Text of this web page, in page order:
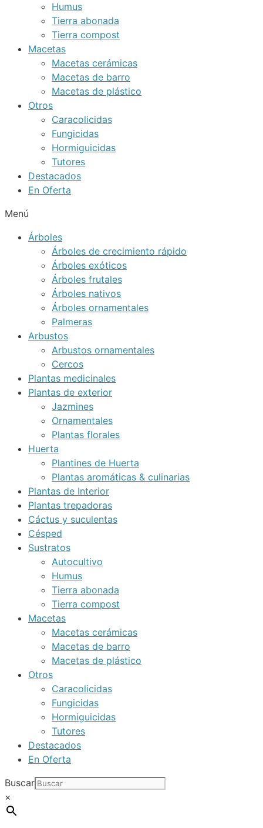
Humus
Tierra abonada
Tierra compost
Macetas
Macetas cerámicas
Macetas de barro
Macetas de plástico
Otros
Caracolicidas
Fungicidas
Hormiguicidas
Tutores
Destacados
En Oferta
Menú
Árboles
Árboles de crecimiento rápido
Árboles exóticos
Árboles frutales
Árboles nativos
Árboles ornamentales
Palmeras
Arbustos
Arbustos ornamentales
Cercos
Plantas medicinales
Plantas de exterior
Jazmines
Ornamentales
Plantas florales
Huerta
Plantines de Huerta
Plantas aromáticas & culinarias
Plantas de Interior
Plantas trepadoras
Cáctus y suculentas
Césped
Sustratos
Autocultivo
Humus
Tierra abonada
Tierra compost
Macetas
Macetas cerámicas
Macetas de barro
Macetas de plástico
Otros
Caracolicidas
Fungicidas
Hormiguicidas
Tutores
Destacados
En Oferta
Buscar
×